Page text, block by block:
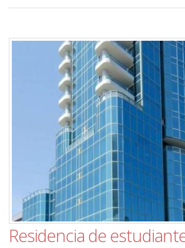
Residencia de